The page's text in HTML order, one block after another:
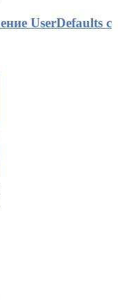
UserDefaults с